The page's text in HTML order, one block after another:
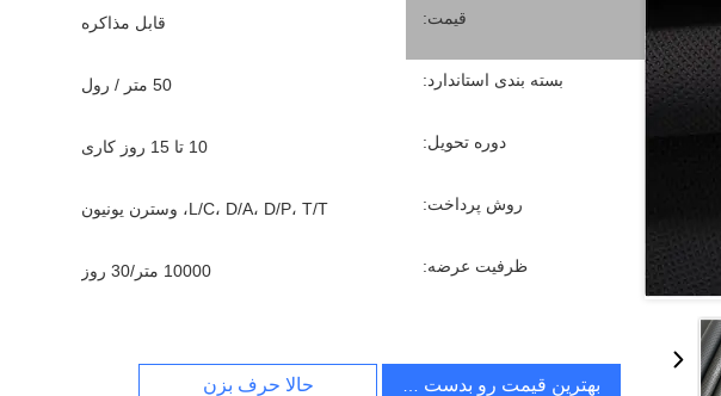
قیمت: قابل مذاکره
بسته بندی استاندارد: 50 متر / رول
دوره تحویل: 10 تا 15 روز کاری
روش پرداخت: L/C، D/A، D/P، T/T، وسترن یونیون
ظرفیت عرضه: 10000 متر/30 روز
بهترین قیمت رو بدست بیار حالا حرف بزن